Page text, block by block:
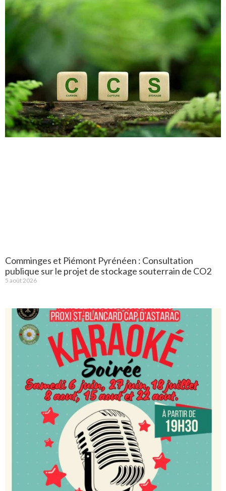
Comminges et Piémont Pyrénéen : Consultation
publique sur le projet de stockage souterrain de CO2
5 août 2026